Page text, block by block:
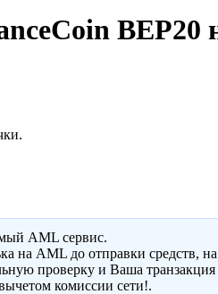
AML сервис.
на AML до отправки средств, на
проверку и Ваша
комиссии сети!.